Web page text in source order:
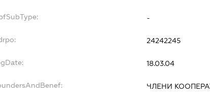
-
24242245
18.03.04
ЧЛЕНИ